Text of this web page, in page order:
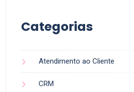
Categorias
Atendimento ao Cliente
CRM